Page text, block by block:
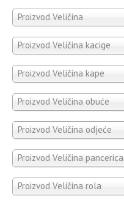
Proizvod Veličina
Proizvod Veličina kacige
Proizvod Veličina kape
Proizvod Veličina obuće
Proizvod Veličina odjeće
Proizvod Veličina pancerica
Proizvod Veličina rola